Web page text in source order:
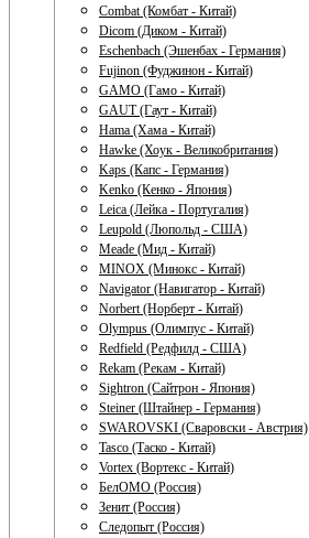
Combat (Комбат - Китай)
Dicom (Диком - Китай)
Eschenbach (Эшенбах - Германия)
Fujinon (Фуджинон - Китай)
GAMO (Гамо - Китай)
GAUT (Гаут - Китай)
Hama (Хама - Китай)
Hawke (Хоук - Великобритания)
Kaps (Капс - Германия)
Kenko (Кенко - Япония)
Leica (Лейка - Португалия)
Leupold (Люпольд - США)
Meade (Мид - Китай)
MINOX (Минокс - Китай)
Navigator (Навигатор - Китай)
Norbert (Норберт - Китай)
Olympus (Олимпус - Китай)
Redfield (Редфилд - США)
Rekam (Рекам - Китай)
Sightron (Сайтрон - Япония)
Steiner (Штайнер - Германия)
SWAROVSKI (Сваровски - Австрия)
Tasco (Таско - Китай)
Vortex (Вортекс - Китай)
БелОМО (Россия)
Зенит (Россия)
Следопыт (Россия)